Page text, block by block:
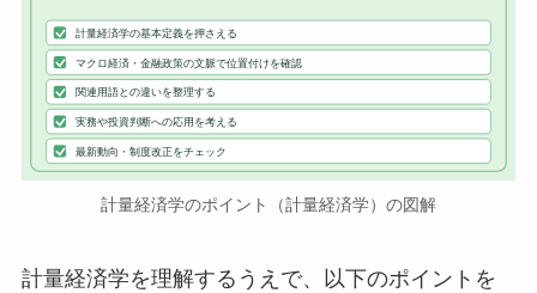
計量経済学の基本定義を押さえる
マクロ経済・金融政策の文脈で位置付けを確認
関連用語との違いを整理する
実務や投資判断への応用を考える
最新動向・制度改正をチェック
計量経済学のポイント（計量経済学）の図解
計量経済学を理解するうえで、以下のポイントを